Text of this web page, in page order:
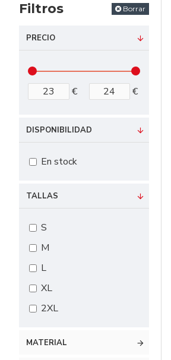
Filtros Borrar
PRECIO
€ €
MATERIAL
TALLAS
S
M
L
XL
2XL
DISPONIBILIDAD
En stock